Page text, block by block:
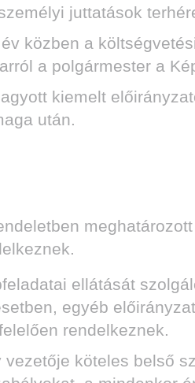
juttatások
a
a polgármester a
kiemelt
után.
meghatározott
ellátását
egyéb
rendelkeznek.
köteles belső